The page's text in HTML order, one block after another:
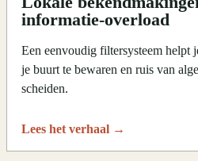
informatie-overload
Een eenvoudig filtersysteem helpt
je buurt te bewaren en ruis van
scheiden.
Lees het verhaal →